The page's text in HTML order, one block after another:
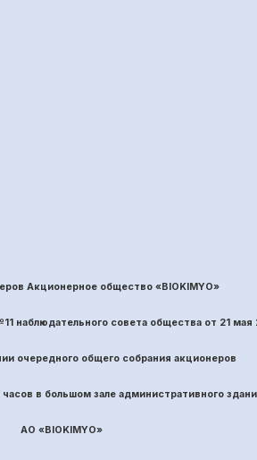
Акционерное общество «BIOKIMYO»
11 наблюдательного совета общества от 21 мая
очередного общего собрания акционеров
в большом зале административного
АО «BIOKIMYO»